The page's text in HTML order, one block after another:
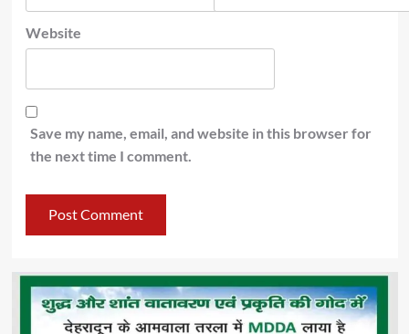
Website
Save my name, email, and website in this browser for
the next time I comment.